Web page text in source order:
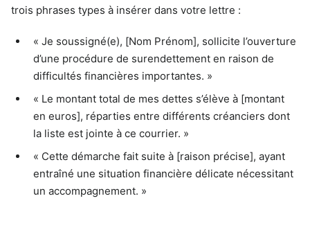
trois phrases types à insérer dans votre lettre :
« Je soussigné(e), [Nom Prénom], sollicite l’ouverture
d’une procédure de surendettement en raison de
difficultés financières importantes. »
« Le montant total de mes dettes s’élève à [montant
en euros], réparties entre différents créanciers dont
la liste est jointe à ce courrier. »
« Cette démarche fait suite à [raison précise], ayant
entraîné une situation financière délicate nécessitant
un accompagnement. »